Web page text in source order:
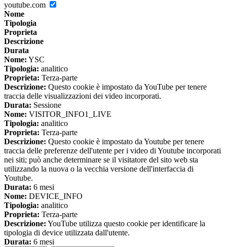
youtube.com
Nome
Tipologia
Proprieta
Descrizione
Durata
Nome: YSC
Tipologia: analitico
Proprieta: Terza-parte
Descrizione: Questo cookie è impostato da YouTube per tenere
traccia delle visualizzazioni dei video incorporati.
Durata: Sessione
Nome: VISITOR_INFO1_LIVE
Tipologia: analitico
Proprieta: Terza-parte
Descrizione: Questo cookie è impostato da Youtube per tenere
traccia delle preferenze dell'utente per i video di Youtube incorporati
nei siti; può anche determinare se il visitatore del sito web sta
utilizzando la nuova o la vecchia versione dell'interfaccia di
Youtube.
Durata: 6 mesi
Nome: DEVICE_INFO
Tipologia: analitico
Proprieta: Terza-parte
Descrizione: YouTube utilizza questo cookie per identificare la
tipologia di device utilizzata dall'utente.
Durata: 6 mesi